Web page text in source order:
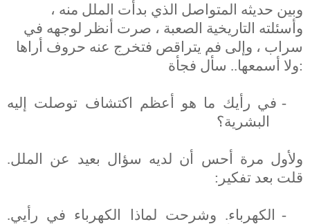
وبين حديثه المتواصل الذي بدأت الملل منه ،
وأسئلته التاريخية الصعبة ، صرت أنظر لوجهه في
سراب ، وإلى فم يتراقص فتخرج عنه حروف أراها
ولا أسمعها.. سأل فجأة:
- في رأيك ما هو أعظم اكتشاف توصلت إليه
البشرية؟
ولأول مرة أحس أن لديه سؤال بعيد عن الملل.
قلت بعد تفكير:
-
الكهرباء. وشرحت لماذا الكهرباء في رأيي.